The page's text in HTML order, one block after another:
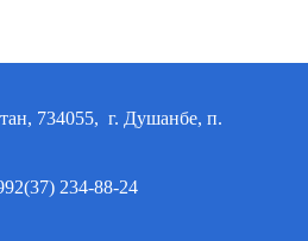
734055, г. Душанбе, п.
234-88-24